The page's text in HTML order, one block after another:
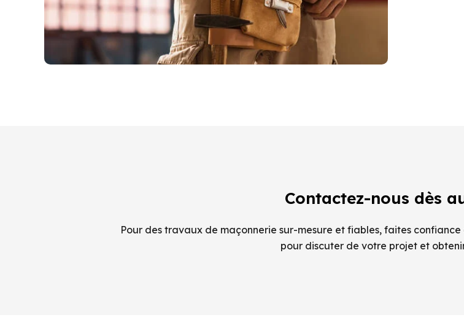
Contactez-nous dès
Pour des travaux de maçonnerie sur-mesure et fiables, faites confiance
pour discuter de votre projet et